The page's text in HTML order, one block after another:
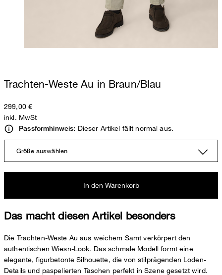
Trachten-Weste Au in Braun/Blau
299,00 €
inkl. MwSt
Passformhinweis: Dieser Artikel fällt normal aus.
Größe auswählen
In den Warenkorb
Das macht diesen Artikel besonders
Die Trachten-Weste Au aus weichem Samt verkörpert den
authentischen Wiesn-Look. Das schmale Modell formt eine
elegante, figurbetonte Silhouette, die von stilprägenden Loden-
Details und paspelierten Taschen perfekt in Szene gesetzt wird.